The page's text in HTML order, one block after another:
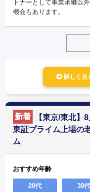
トナーとして事業承継以
機会もあります。
詳しく見
新着
【東京/東北】
東証プライム上場の
ム
おすすめ年齢
20代 30代